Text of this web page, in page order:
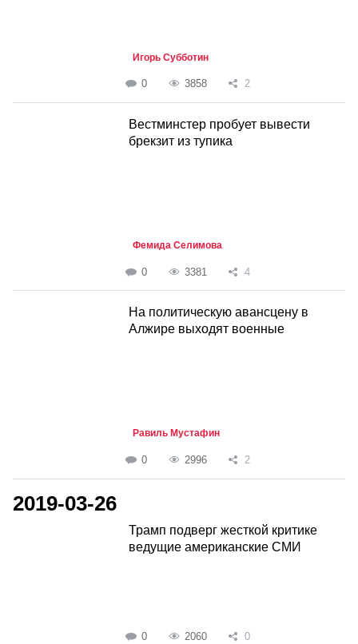
Игорь Субботин
0 3858 2
Вестминстер пробует вывести
брекзит из тупика
Фемида Селимова
0 3381 4
На политическую авансцену в
Алжире выходят военные
Равиль Мустафин
0 2996 2
2019-03-26
Трамп подверг жесткой критике
ведущие американские СМИ
0 2060 0